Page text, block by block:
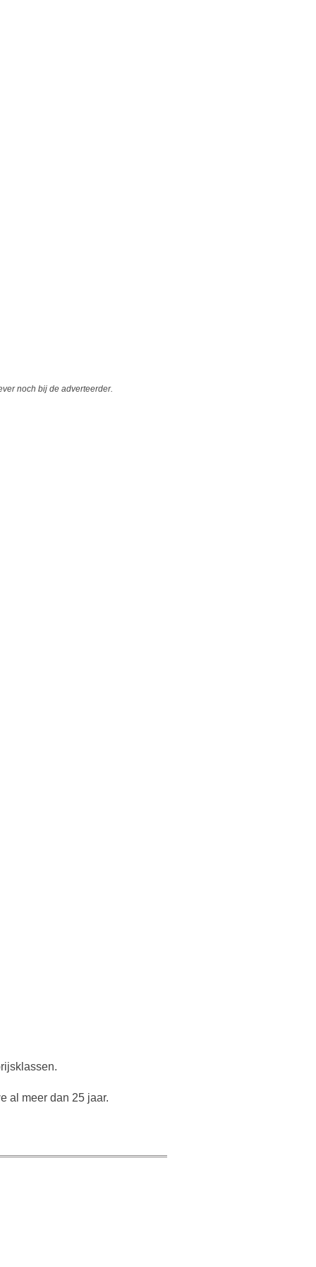
noch bij de adverteerder.
al meer dan 25 jaar.